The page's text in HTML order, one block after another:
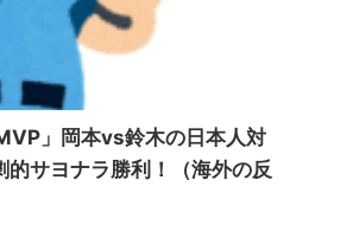
」岡本vs鈴木の日本人対
的サヨナラ勝利！（海外の反